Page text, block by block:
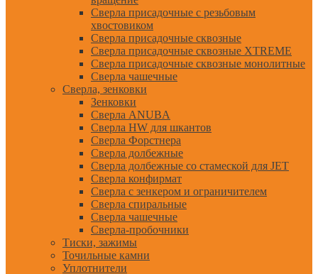
Сверла присадочные с резьбовым
хвостовиком
Сверла присадочные сквозные
Сверла присадочные сквозные XTREME
Сверла присадочные сквозные монолитные
Сверла чашечные
Сверла, зенковки
Зенковки
Сверла ANUBA
Сверла HW для шкантов
Сверла Форстнера
Сверла долбежные
Сверла долбежные со стамеской для JET
Сверла конфирмат
Сверла с зенкером и ограничителем
Сверла спиральные
Сверла чашечные
Сверла-пробочники
Тиски, зажимы
Точильные камни
Уплотнители